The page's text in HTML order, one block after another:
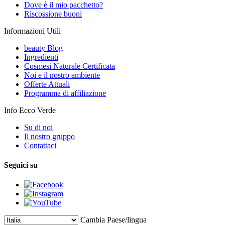
Dove è il mio pacchetto?
Riscossione buoni
Informazioni Utili
beauty Blog
Ingredienti
Cosmesi Naturale Certificata
Noi e il nostro ambiente
Offerte Attuali
Programma di affiliazione
Info Ecco Verde
Su di noi
Il nostro gruppo
Contattaci
Seguici su
Cambia Paese/lingua